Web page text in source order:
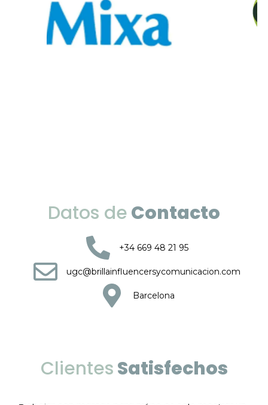
Datos de
+34 669 48 21 95
ugc@brillainfluencersycomunicacion.com